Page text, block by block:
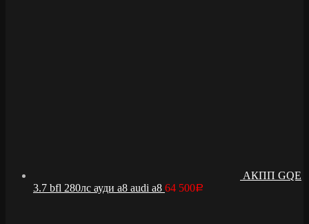
АКПП GQE
3.7 bfl 280лс ауди а8 audi a8 64 500Р